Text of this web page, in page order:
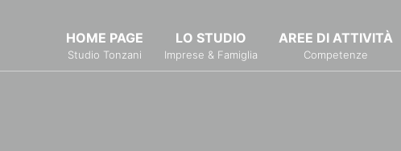
HOME PAGE
Studio Tonzani
LO STUDIO
Imprese & Famiglia
AREE DI ATTIVITÀ
Competenze